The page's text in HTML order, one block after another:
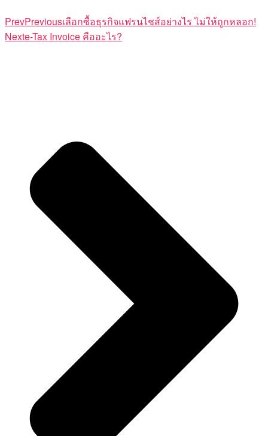
PrevPreviousเลือกซื้อธุรกิจแฟรนไชส์อย่างไร ไม่ให้ถูกหลอก!
Nexte-Tax Invoice คืออะไร?